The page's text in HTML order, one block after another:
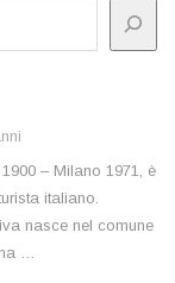
– Milano 1971, è
italiano.
nasce nel comune
…